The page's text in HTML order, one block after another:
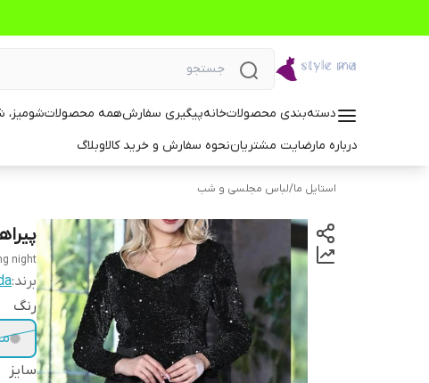
دسته‌بندی محصولاتخانهپیگیری سفارشهمه محصولاتشومیز،
درباره مارضایت مشتریاننحوه سفارش و خرید کالاوبلاگ
استایل ما/لباس مجلسی و شب
night
برند:
رنگ
سایز